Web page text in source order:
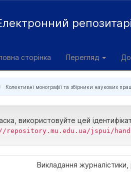
сторінка Перегляд
Колективні монографії та збірники наукових
використовуйте цей
jspui/
Викладання журналістики,